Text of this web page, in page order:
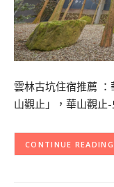
雲林古坑住宿推薦
山觀止」，華山觀止
CONTINUE READING